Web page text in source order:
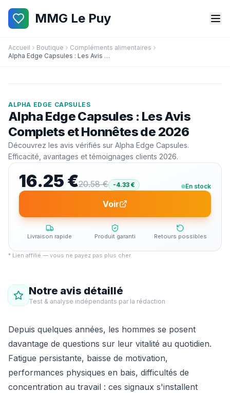
MMG Le Puy
Accueil Boutique
Compléments alimentaires
Alpha Edge Capsules : Les Avis Complets et Honnêtes de 2026
ALPHA EDGE CAPSULES
Alpha Edge Capsules : Les Avis
Complets et Honnêtes de 2026
Découvrez les avis vérifiés sur Alpha Edge Capsules.
Efficacité, avantages et témoignages clients 2026.
16.25 €20.58€ -4.33 € En stock
Voir
Livraison rapide Produit garanti Retours possibles
* Lien affilié — vous ne payez pas plus cher.
Notre avis détaillé
Test & analyse indépendants par la rédaction
Depuis quelques années, les hommes se posent
davantage de questions sur leur vitalité au quotidien.
Fatigue persistante, baisse de motivation,
performances physiques en bais, difficultés de
concentration au travail : ces signaux s'installent